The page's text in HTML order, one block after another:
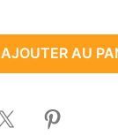
AJOUTER AU